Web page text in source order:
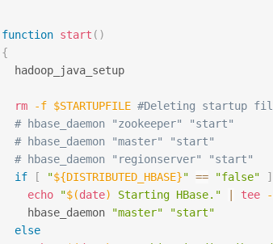
function start ( )
{
  hadoop_java_setup
rm -f $STARTUPFILE #Deleting startup
# hbase_daemon "zookeeper" "start"
#	hbase_daemon "master" "start"
#	hbase_daemon "regionserver" "start"
if
[ "${DISTRIBUTED_HBASE}" == "false" ]
echo
"$(date) Starting HBase." tee
    hbase_daemon
"master"
"start"
else